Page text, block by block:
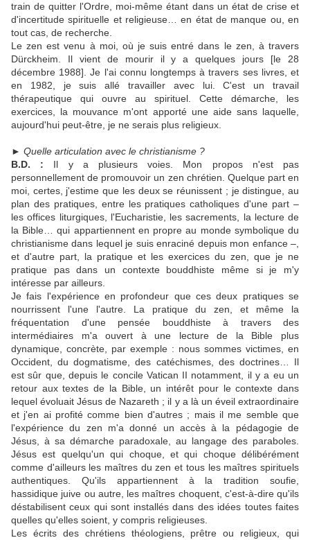
train de quitter l'Ordre, moi-même étant dans un état de crise et
d'incertitude spirituelle et religieuse… en état de manque ou, en
tout cas, de recherche.
Le zen est venu à moi, où je suis entré dans le zen, à travers
Dürckheim. Il vient de mourir il y a quelques jours [le 28
décembre 1988]. Je l'ai connu longtemps à travers ses livres, et
en 1982, je suis allé travailler avec lui. C'est un travail
thérapeutique qui ouvre au spirituel. Cette démarche, les
exercices, la mouvance m'ont apporté une aide sans laquelle,
aujourd'hui peut-être, je ne serais plus religieux.
► Quelle articulation avec le christianisme ?
B.D. : Il y a plusieurs voies. Mon propos n'est pas
personnellement de promouvoir un zen chrétien. Quelque part en
moi, certes, j'estime que les deux se réunissent ; je distingue, au
plan des pratiques, entre les pratiques catholiques d'une part –
les offices liturgiques, l'Eucharistie, les sacrements, la lecture de
la Bible… qui appartiennent en propre au monde symbolique du
christianisme dans lequel je suis enraciné depuis mon enfance –,
et d'autre part, la pratique et les exercices du zen, que je ne
pratique pas dans un contexte bouddhiste même si je m'y
intéresse par ailleurs.
Je fais l'expérience en profondeur que ces deux pratiques se
nourrissent l'une l'autre. La pratique du zen, et même la
fréquentation d'une pensée bouddhiste à travers des
intermédiaires m'a ouvert à une lecture de la Bible plus
dynamique, concrète, par exemple : nous sommes victimes, en
Occident, du dogmatisme, des catéchismes, des doctrines… Il
est sûr que, depuis le concile Vatican II notamment, il y a eu un
retour aux textes de la Bible, un intérêt pour le contexte dans
lequel évoluait Jésus de Nazareth ; il y a là un éveil extraordinaire
et j'en ai profité comme bien d'autres ; mais il me semble que
l'expérience du zen m'a donné un accès à la pédagogie de
Jésus, à sa démarche paradoxale, au langage des paraboles.
Jésus est quelqu'un qui choque, et qui choque délibérément
comme d'ailleurs les maîtres du zen et tous les maîtres spirituels
authentiques. Qu'ils appartiennent à la tradition soufie,
hassidique juive ou autre, les maîtres choquent, c'est-à-dire qu'ils
déstabilisent ceux qui sont installés dans des idées toutes faites
quelles qu'elles soient, y compris religieuses.
Les écrits des chrétiens théologiens, prêtre ou religieux, qui